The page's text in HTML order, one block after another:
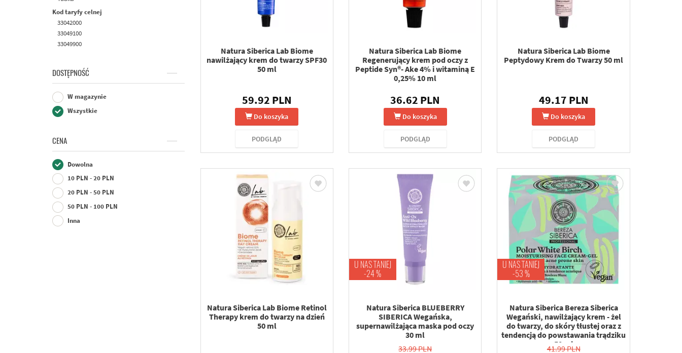
Kod taryfy celnej
33042000
33049100
33049900
DOSTĘPNOŚĆ
W magazynie
Wszystkie
CENA
Dowolna
10 PLN - 20 PLN
20 PLN - 50 PLN
50 PLN - 100 PLN
Inna
Natura Siberica Lab Biome
nawilżający krem do twarzy SPF30
50 ml
59.92 PLN
Do koszyka
PODGLĄD
Natura Siberica Lab Biome
Regenerujący krem pod oczy z
Peptide Syn®- Ake 4% i witaminą E
0,25% 10 ml
36.62 PLN
Do koszyka
PODGLĄD
Natura Siberica Lab Biome
Peptydowy Krem do Twarzy 50 ml
49.17 PLN
Do koszyka
PODGLĄD
Natura Siberica Lab Biome Retinol
Therapy krem do twarzy na dzień
50 ml
U NAS TANIEJ
-24 %
Natura Siberica BLUEBERRY
SIBERICA Wegańska,
supernawilżająca maska pod oczy
30 ml
33.99 PLN
U NAS TANIEJ
-53 %
Natura Siberica Bereza Siberica
Wegański, nawilżający krem - żel
do twarzy, do skóry tłustej oraz z
tendencją do powstawania trądziku
50 ml
41.99 PLN